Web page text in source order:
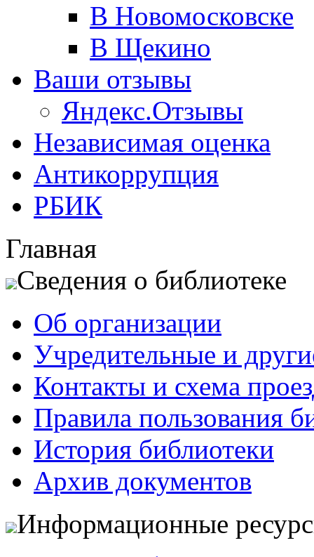
В Новомосковске
В Щекино
Ваши отзывы
Яндекс.Отзывы
Независимая оценка
Антикоррупция
РБИК
Главная
Сведения о библиотеке
Об организации
Учредительные и
Контакты и схема
Правила пользования
История библиотеки
Архив документов
Информационные